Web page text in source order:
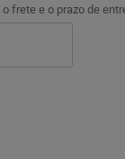
frete e o prazo de